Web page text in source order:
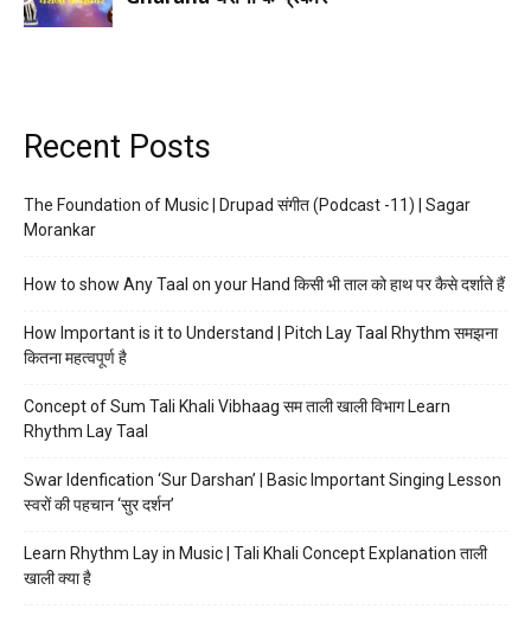
Recent Posts
The Foundation of Music | Drupad संगीत (Podcast -11) | Sagar
Morankar
How to show Any Taal on your Hand किसी भी ताल को हाथ पर कैसे दर्शाते हैं
How Important is it to Understand | Pitch Lay Taal Rhythm समझना
कितना महत्वपूर्ण है
Concept of Sum Tali Khali Vibhaag सम ताली खाली विभाग Learn
Rhythm Lay Taal
Swar Idenfication ‘Sur Darshan’ | Basic Important Singing Lesson
स्वरों की पहचान ‘सुर दर्शन’
Learn Rhythm Lay in Music | Tali Khali Concept Explanation ताली
खाली क्या है